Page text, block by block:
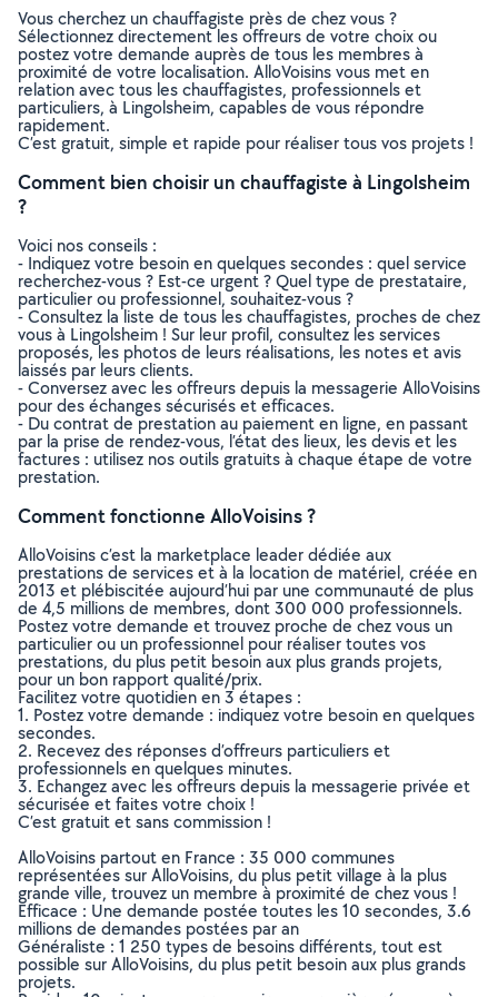
Vous cherchez un chauffagiste près de chez vous ?
Sélectionnez directement les offreurs de votre choix ou
postez votre demande auprès de tous les membres à
proximité de votre localisation. AlloVoisins vous met en
relation avec tous les chauffagistes, professionnels et
particuliers, à Lingolsheim, capables de vous répondre
rapidement.
C’est gratuit, simple et rapide pour réaliser tous vos projets !
Comment bien choisir un chauffagiste à Lingolsheim
?
Voici nos conseils :
- Indiquez votre besoin en quelques secondes : quel service
recherchez-vous ? Est-ce urgent ? Quel type de prestataire,
particulier ou professionnel, souhaitez-vous ?
- Consultez la liste de tous les chauffagistes, proches de chez
vous à Lingolsheim ! Sur leur profil, consultez les services
proposés, les photos de leurs réalisations, les notes et avis
laissés par leurs clients.
- Conversez avec les offreurs depuis la messagerie AlloVoisins
pour des échanges sécurisés et efficaces.
- Du contrat de prestation au paiement en ligne, en passant
par la prise de rendez-vous, l’état des lieux, les devis et les
factures : utilisez nos outils gratuits à chaque étape de votre
prestation.
Comment fonctionne AlloVoisins ?
AlloVoisins c’est la marketplace leader dédiée aux
prestations de services et à la location de matériel, créée en
2013 et plébiscitée aujourd’hui par une communauté de plus
de 4,5 millions de membres, dont 300 000 professionnels.
Postez votre demande et trouvez proche de chez vous un
particulier ou un professionnel pour réaliser toutes vos
prestations, du plus petit besoin aux plus grands projets,
pour un bon rapport qualité/prix.
Facilitez votre quotidien en 3 étapes :
1. Postez votre demande : indiquez votre besoin en quelques
secondes.
2. Recevez des réponses d’offreurs particuliers et
professionnels en quelques minutes.
3. Echangez avec les offreurs depuis la messagerie privée et
sécurisée et faites votre choix !
C’est gratuit et sans commission !
AlloVoisins partout en France : 35 000 communes
représentées sur AlloVoisins, du plus petit village à la plus
grande ville, trouvez un membre à proximité de chez vous !
Efficace : Une demande postée toutes les 10 secondes, 3.6
millions de demandes postées par an
Généraliste : 1 250 types de besoins différents, tout est
possible sur AlloVoisins, du plus petit besoin aux plus grands
projets.